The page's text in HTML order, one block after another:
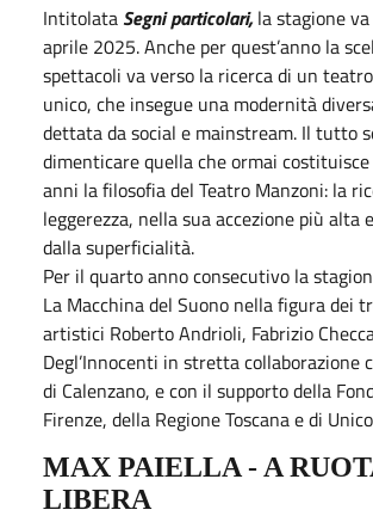
Intitolata Segni particolari,la stagione
aprile 2025. Anche per quest’anno la
spettacoli va verso la ricerca di un
unico, che insegue una modernità
dettata da social e mainstream. Il tutto
dimenticare quella che ormai
anni la filosofia del Teatro Manzoni: la
leggerezza, nella sua accezione più alta
dalla superficialità.
Per il quarto anno consecutivo la
La Macchina del Suono nella figura dei
artistici Roberto Andrioli, Fabrizio
Degl’Innocenti in stretta collaborazione
di Calenzano, e con il supporto della
Firenze, della Regione Toscana e di
MAX PAIELLA - A
LIBERA